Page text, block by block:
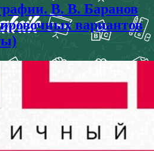
В. В. Баранов
вариантов